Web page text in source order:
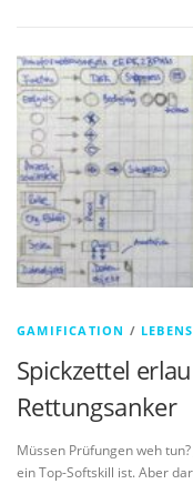
GAMIFICATION /
Spickzettel
Rettungsanker
Müssen Prüfungen weh
ein Top-Softskill ist. Aber